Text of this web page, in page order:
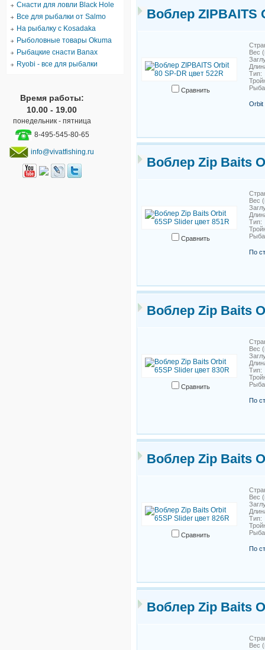
Снасти для ловли Black Hole
Все для рыбалки от Salmo
На рыбалку с Kosadaka
Рыболовные товары Okuma
Рыбацкие снасти Banax
Ryobi - все для рыбалки
Время работы:
10.00 - 19.00
понедельник - пятница
8-495-545-80-65
info@vivatfishing.ru
Воблер ZIPBAITS
Сравнить
Вес
Тип:
Orbit
Воблер Zip Baits
Сравнить
Вес
Тип:
По
Воблер Zip Baits
Сравнить
Вес
Тип:
По
Воблер Zip Baits
Сравнить
Вес
Тип:
По
Воблер Zip Baits
Вес